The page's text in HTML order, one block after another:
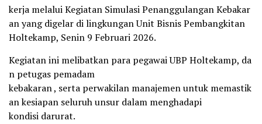
kerja melalui Kegiatan Simulasi Penanggulangan Kebakar
an yang digelar di lingkungan Unit Bisnis Pembangkitan
Holtekamp, Senin 9 Februari 2026.
Kegiatan ini melibatkan para pegawai UBP Holtekamp, da
n petugas pemadam
kebakaran , serta perwakilan manajemen untuk memastik
an kesiapan seluruh unsur dalam menghadapi
kondisi darurat.